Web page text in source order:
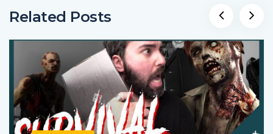
Related Posts